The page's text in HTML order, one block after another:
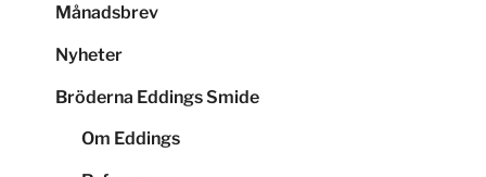
Månadsbrev
Nyheter
Bröderna Eddings Smide
Om Eddings